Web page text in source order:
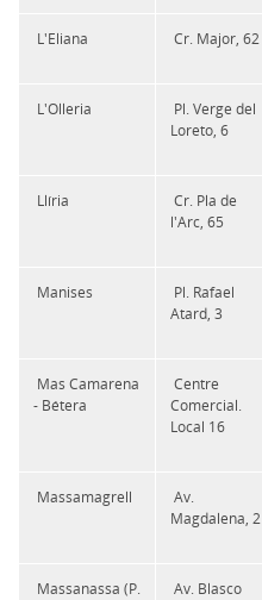
L'Eliana Cr. Major, 62
L'Olleria
Pl. Verge del
Loreto, 6
Llíria
Cr. Pla de
l'Arc, 65
Manises
Pl. Rafael
Atard, 3
Mas Camarena
- Bétera
Centre
Comercial.
Local 16
Massamagrell
Av.
Magdalena, 2
Massanassa (P. Av. Blasco